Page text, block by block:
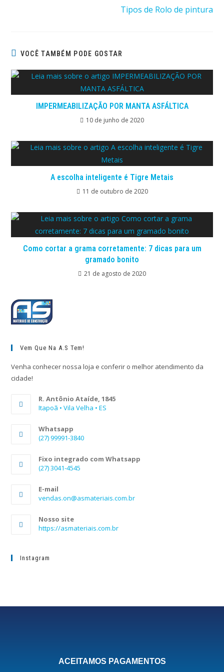
Tipos de Rolo de pintura
VOCÊ TAMBÉM PODE GOSTAR
IMPERMEABILIZAÇÃO POR MANTA ASFÁLTICA
10 de junho de 2020
A escolha inteligente é Tigre Metais
11 de outubro de 2020
Como cortar a grama corretamente: 7 dicas para um
gramado bonito
21 de agosto de 2020
Vem Que Na A.S Tem!
Venha conhecer nossa loja e conferir o melhor atendimento da
cidade!
R. Antônio Ataíde, 1845
Itapoã • Vila Velha • ES
Whatsapp
(27) 99991-3840
Fixo integrado com Whatsapp
(27) 3041-4545
E-mail
vendas.on@asmateriais.com.br
Nosso site
https://asmateriais.com.br
Instagram
ACEITAMOS PAGAMENTOS